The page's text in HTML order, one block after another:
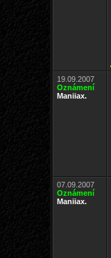
19.09.2007
Oznámení
Maniiax.
07.09.2007
Oznámení
Maniiax.